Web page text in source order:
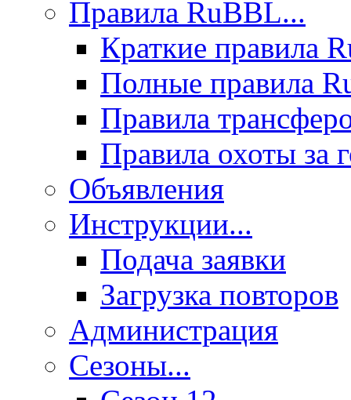
Правила RuBBL...
Краткие правила
Полные правила
Правила
Правила охоты за
Объявления
Инструкции...
Подача заявки
Загрузка повторов
Администрация
Сезоны...